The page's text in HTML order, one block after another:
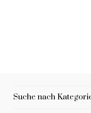
Suche nach